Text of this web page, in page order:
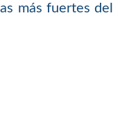
más fuertes del